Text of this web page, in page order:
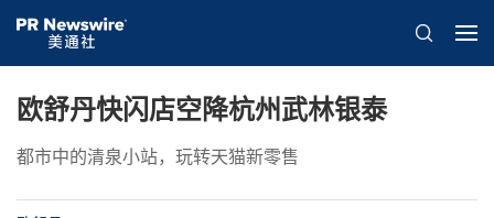
欧舒丹快闪店空降杭州武林银泰
都市中的清泉小站，玩转天猫新零售